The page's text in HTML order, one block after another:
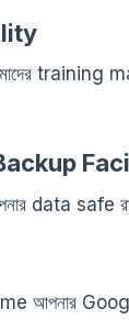
training
data safe
আপনার